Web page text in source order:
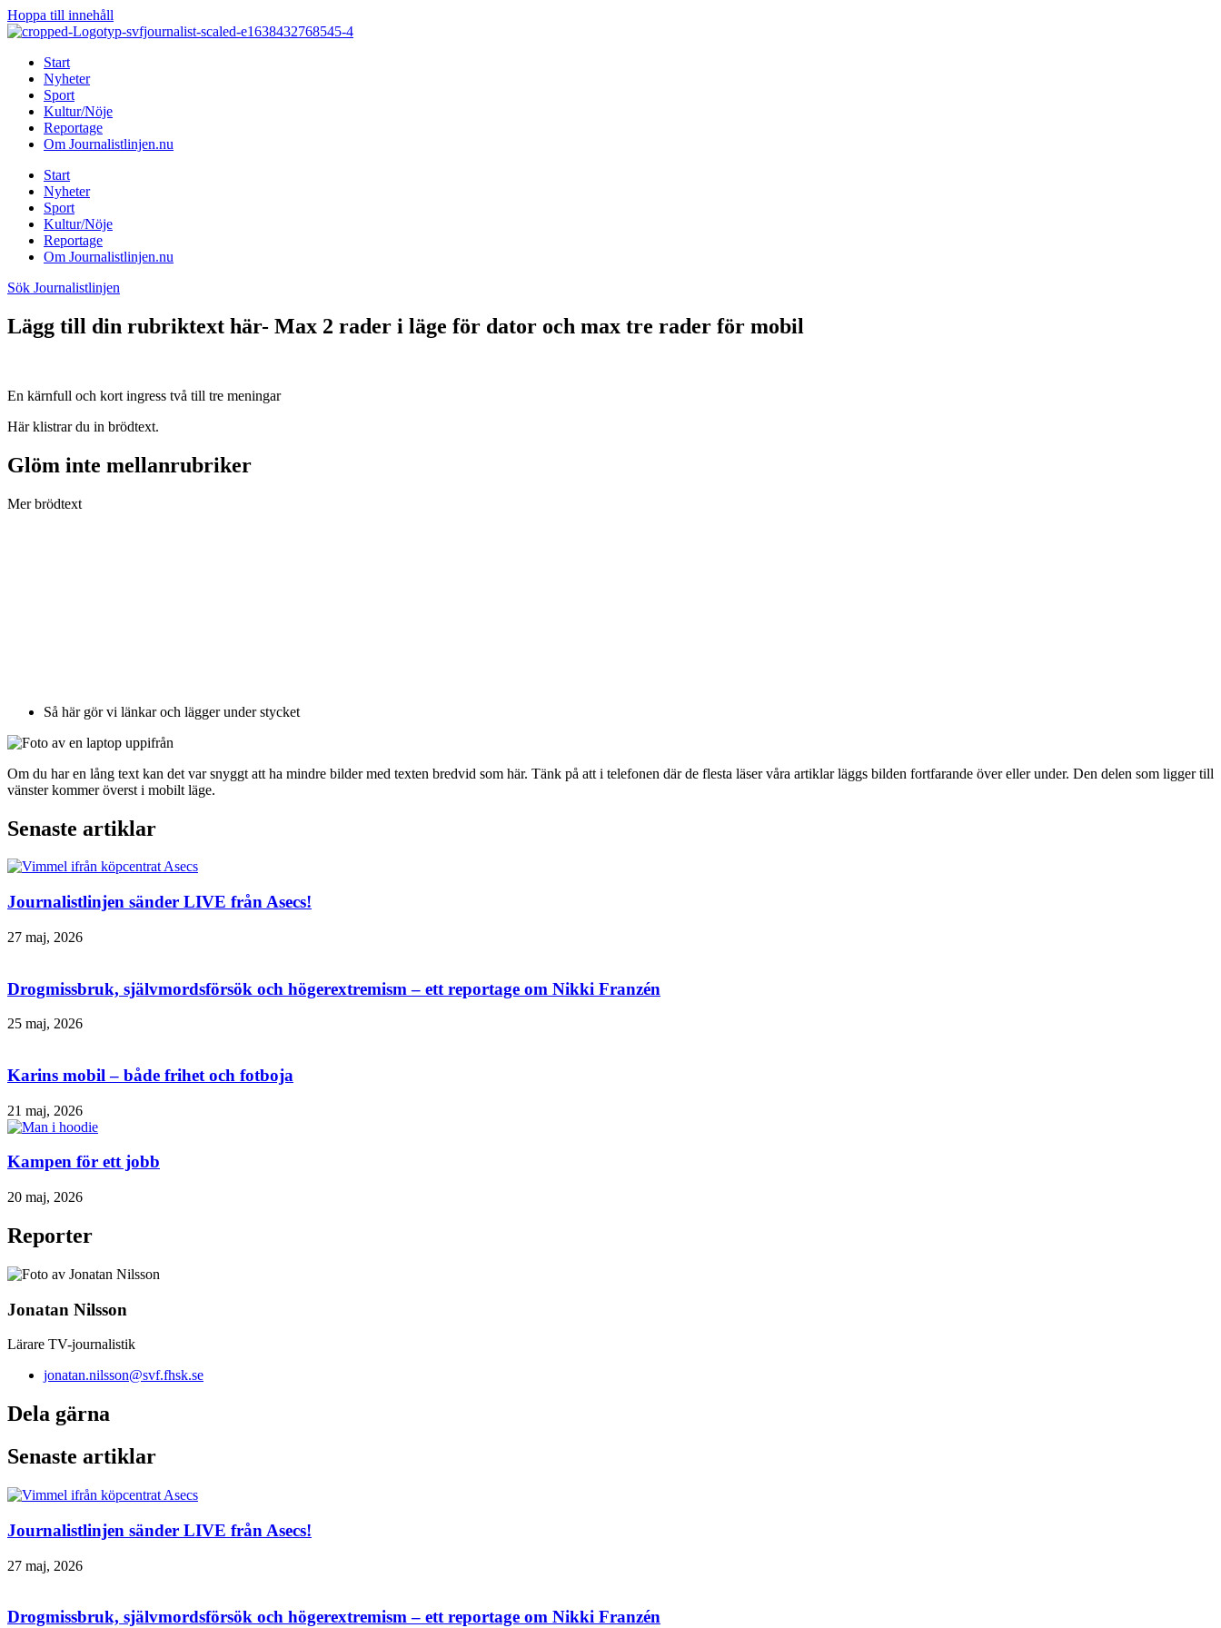
Hoppa till innehåll
Start
Nyheter
Sport
Kultur/Nöje
Reportage
Om Journalistlinjen.nu
Start
Nyheter
Sport
Kultur/Nöje
Reportage
Om Journalistlinjen.nu
Sök Journalistlinjen
Lägg till din rubriktext här- Max 2 rader i läge för dator och max tre rader för mobil
En kärnfull och kort ingress två till tre meningar
Här klistrar du in brödtext.
Glöm inte mellanrubriker
Mer brödtext
Så här gör vi länkar och lägger under stycket
Om du har en lång text kan det var snyggt att ha mindre bilder med texten bredvid som här. Tänk på att i telefonen där de flesta läser våra artiklar läggs bilden fortfarande över eller under. Den delen som ligger till
vänster kommer överst i mobilt läge.
Senaste artiklar
Journalistlinjen sänder LIVE från Asecs!
27 maj, 2026
Drogmissbruk, självmordsförsök och högerextremism – ett reportage om Nikki Franzén
25 maj, 2026
Karins mobil – både frihet och fotboja
21 maj, 2026
Kampen för ett jobb
20 maj, 2026
Reporter
Jonatan Nilsson
Lärare TV-journalistik
jonatan.nilsson@svf.fhsk.se
Dela gärna
Senaste artiklar
Journalistlinjen sänder LIVE från Asecs!
27 maj, 2026
Drogmissbruk, självmordsförsök och högerextremism – ett reportage om Nikki Franzén